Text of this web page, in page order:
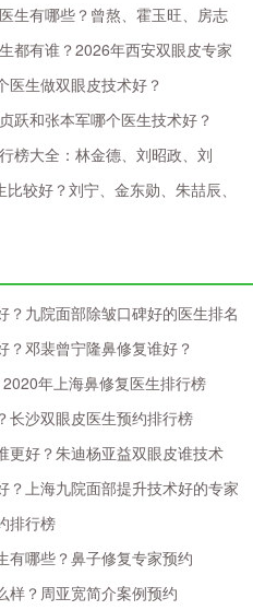
鼻子更好？
生有哪些？曾熬、霍玉旺、房志
都有谁？2026年西安双眼皮专家
医生做双眼皮技术好？
跃和张本军哪个医生技术好？
榜大全：林金德、刘昭政、刘
？较好？刘宁、金东勋、朱喆辰、
？九院面部除皱口碑好的医生排名
？邓裴曾宁隆鼻修复谁好？
年上海鼻修复医生排行榜
长沙双眼皮医生预约排行榜
更好？朱迪杨亚益双眼皮谁技术
？上海九院面部提升技术好的专家
排行榜
有哪些？鼻子修复专家预约
样？周亚宽简介案例预约